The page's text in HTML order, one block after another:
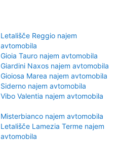
Letališče Reggio najem
avtomobila
Gioia Tauro najem avtomobila
Giardini Naxos najem avtomobila
Gioiosa Marea najem avtomobila
Siderno najem avtomobila
Vibo Valentia najem avtomobila
Misterbianco najem avtomobila
Letališče Lamezia Terme najem
avtomobila